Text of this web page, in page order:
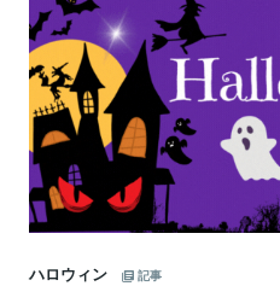
ハロウィン
記事